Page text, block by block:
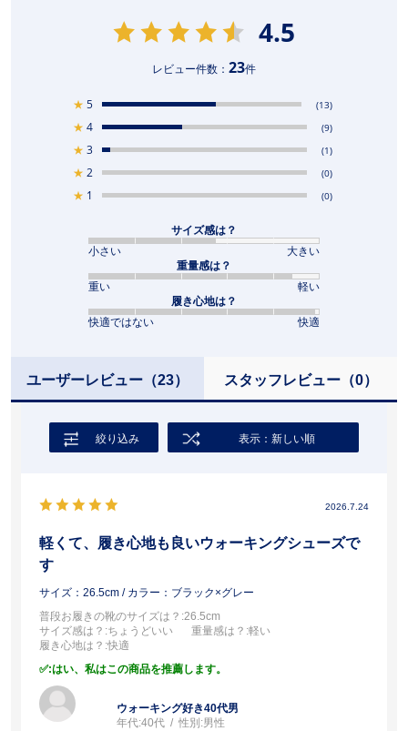
4.5
レビュー件数： 23件
★ 5 (13)
★ 4 (9)
★ 3 (1)
★ 2 (0)
★ 1 (0)
サイズ感は？
小さい
大きい
重量感は？
重い
軽い
履き心地は？
快適ではない
快適
ユーザーレビュー（23） スタッフレビュー（0）
絞り込み 表示：新しい順
2026.7.24
軽くて、履き心地も良いウォーキングシューズで
す
サイズ：26.5cm / カラー：ブラック×グレー
普段お履きの靴のサイズは？ :26.5cm
サイズ感は？ :ちょうどいい 重量感は？ :軽い
履き心地は？ :快適
:はい、私はこの商品を推薦します。
ウォーキング好き40代男
年代:40代 性別:男性